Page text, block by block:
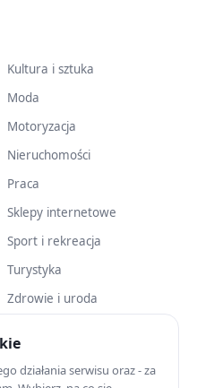
Kultura i sztuka
Moda
Motoryzacja
Nieruchomości
Praca
Sklepy internetowe
Sport i rekreacja
Turystyka
Zdrowie i uroda
działania serwisu oraz - za